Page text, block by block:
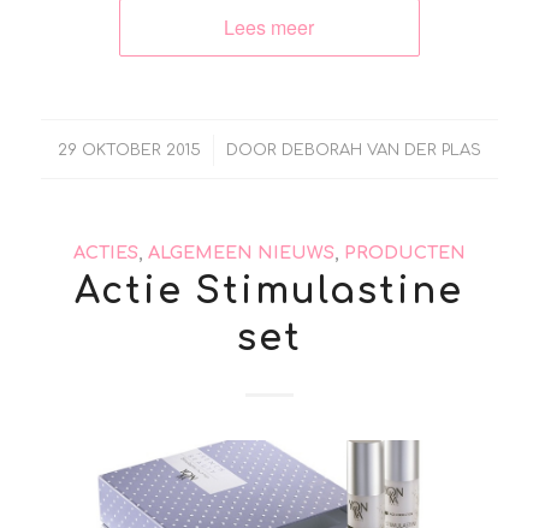
Lees meer
29 OKTOBER 2015
/ DOOR DEBORAH VAN DER PLAS
ACTIES, ALGEMEEN NIEUWS, PRODUCTEN
Actie Stimulastine
set